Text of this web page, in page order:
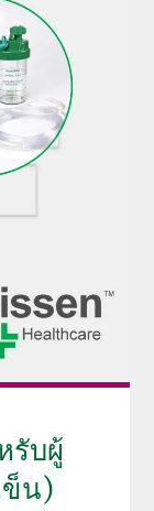
รับผู้
ข็น)